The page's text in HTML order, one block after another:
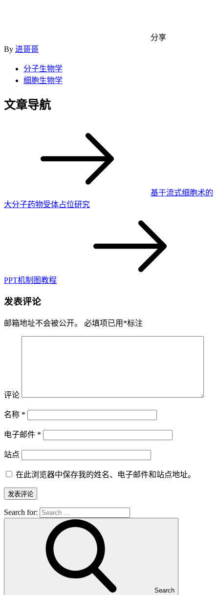
分享
By 进哥哥
分子生物学
细胞生物学
文章导航
基于流式细胞术的
大分子药物受体占位研究
PPT机制图教程
发表评论
邮箱地址不会被公开。 必填项已用 *标注
评论
名称 *
电子邮件 *
站点
在此浏览器中保存我的姓名、电子邮件和站点地址。
Search for:
Search